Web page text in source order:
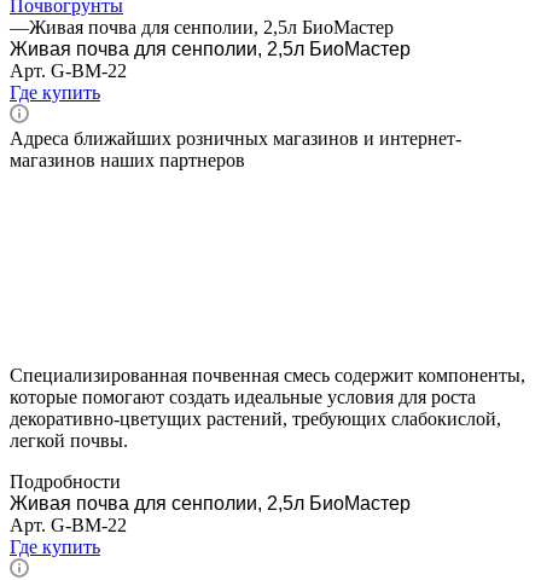
Почвогрунты
—Живая почва для сенполии, 2,5л БиоМастер
Живая почва для сенполии, 2,5л БиоМастер
Арт. G-BM-22
Где купить
Адреса ближайших розничных магазинов и интернет-
магазинов наших партнеров
Специализированная почвенная смесь содержит компоненты,
которые помогают создать идеальные условия для роста
декоративно-цветущих растений, требующих слабокислой,
легкой почвы.
Подробности
Живая почва для сенполии, 2,5л БиоМастер
Арт. G-BM-22
Где купить